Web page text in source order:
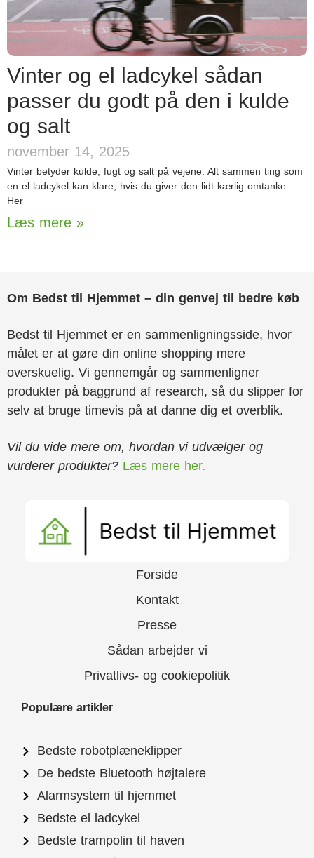
Vinter og el ladcykel sådan
passer du godt på den i kulde
og salt
november 14, 2025
Vinter betyder kulde, fugt og salt på vejene. Alt sammen ting som
en el ladcykel kan klare, hvis du giver den lidt kærlig omtanke.
Her
Læs mere »
Om Bedst til Hjemmet – din genvej til bedre køb
Bedst til Hjemmet er en sammenligningsside, hvor
målet er at gøre din online shopping mere
overskuelig. Vi gennemgår og sammenligner
produkter på baggrund af research, så du slipper for
selv at bruge timevis på at danne dig et overblik.
Vil du vide mere om, hvordan vi udvælger og
vurderer produkter? Læs mere her.
Forside
Kontakt
Presse
Sådan arbejder vi
Privatlivs- og cookiepolitik
Populære artikler
Bedste robotplæneklipper
De bedste Bluetooth højtalere
Alarmsystem til hjemmet
Bedste el ladcykel
Bedste trampolin til haven